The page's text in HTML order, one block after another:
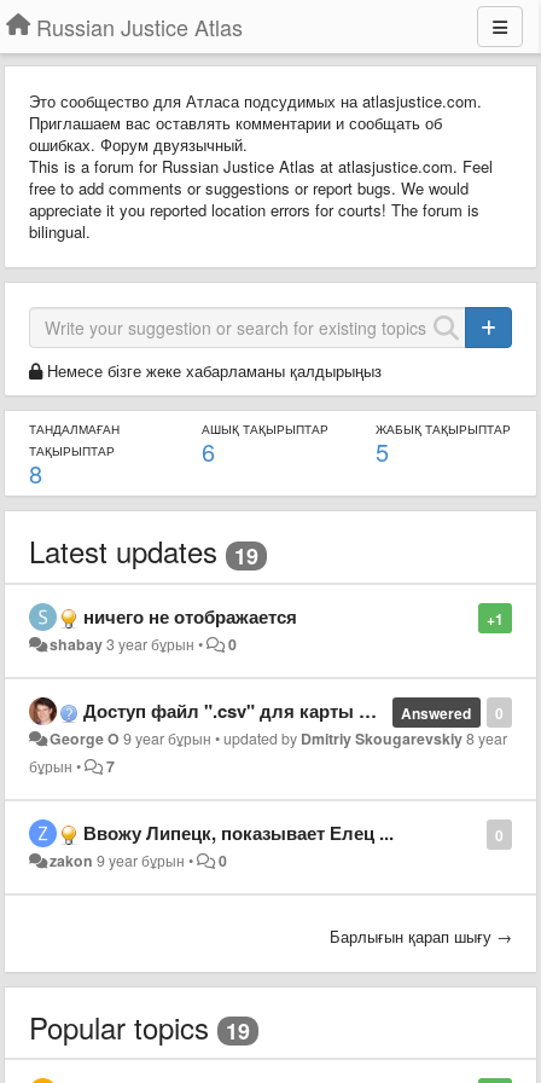
Russian Justice Atlas
Это сообщество для Атласа подсудимых на atlasjustice.com.
Приглашаем вас оставлять комментарии и сообщать об
ошибках. Форум двуязычный.
This is a forum for Russian Justice Atlas at atlasjustice.com. Feel
free to add comments or suggestions or report bugs. We would
appreciate it you reported location errors for courts! The forum is
bilingual.
Немесе бізге жеке хабарламаны қалдырыңыз
ТАНДАЛМАҒАН
ТАҚЫРЫПТАР
8
АШЫҚ ТАҚЫРЫПТАР
6
ЖАБЫҚ ТАҚЫРЫПТАР
5
Latest updates 19
+1
ничего не отображается
shabay3 year бұрын • 0
0
Answered
Доступ файл ".csv" для карты наркопреступленний
George O 9 year бұрын •updated by Dmitriy Skougarevskiy8 year
бұрын • 7
0
Ввожу Липецк, показывает Елец ...
zakon 9 year бұрын • 0
Барлығын қарап шығу →
Popular topics 19